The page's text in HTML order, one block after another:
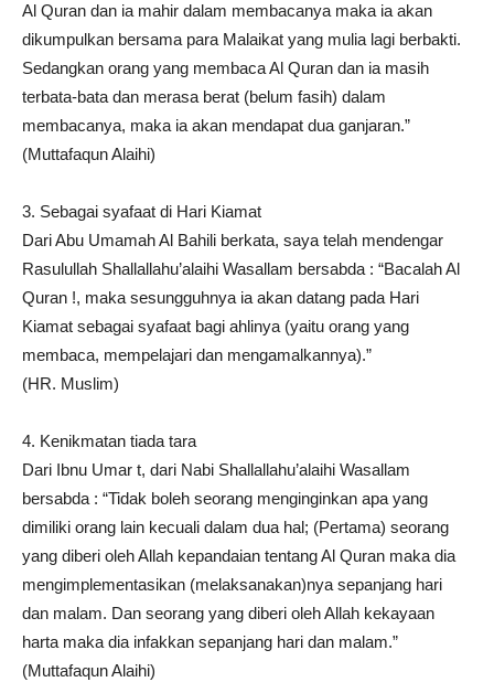
Al Quran dan ia mahir dalam membacanya maka ia akan
dikumpulkan bersama para Malaikat yang mulia lagi berbakti.
Sedangkan orang yang membaca Al Quran dan ia masih
terbata-bata dan merasa berat (belum fasih) dalam
membacanya, maka ia akan mendapat dua ganjaran.”
(Muttafaqun Alaihi)
3. Sebagai syafaat di Hari Kiamat
Dari Abu Umamah Al Bahili berkata, saya telah mendengar
Rasulullah Shallallahu’alaihi Wasallam bersabda : “Bacalah Al
Quran !, maka sesungguhnya ia akan datang pada Hari
Kiamat sebagai syafaat bagi ahlinya (yaitu orang yang
membaca, mempelajari dan mengamalkannya).”
(HR. Muslim)
4. Kenikmatan tiada tara
Dari Ibnu Umar t, dari Nabi Shallallahu’alaihi Wasallam
bersabda : “Tidak boleh seorang menginginkan apa yang
dimiliki orang lain kecuali dalam dua hal; (Pertama) seorang
yang diberi oleh Allah kepandaian tentang Al Quran maka dia
mengimplementasikan (melaksanakan)nya sepanjang hari
dan malam. Dan seorang yang diberi oleh Allah kekayaan
harta maka dia infakkan sepanjang hari dan malam.”
(Muttafaqun Alaihi)